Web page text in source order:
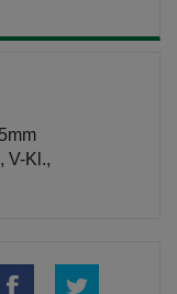
V-Kl.,